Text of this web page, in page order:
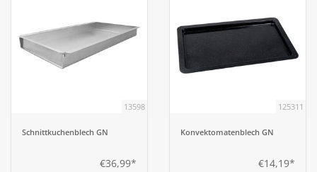
13598
Schnittkuchenblech GN
€36,99*
125311
Konvektomatenblech GN
€14,19*